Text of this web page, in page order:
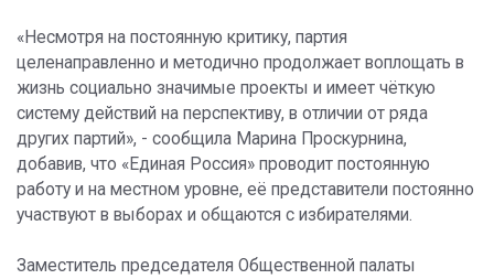
«Несмотря на постоянную критику, партия
целенаправленно и методично продолжает воплощать в
жизнь социально значимые проекты и имеет чёткую
систему действий на перспективу, в отличии от ряда
других партий», - сообщила Марина Проскурнина,
добавив, что «Единая Россия» проводит постоянную
работу и на местном уровне, её представители постоянно
участвуют в выборах и общаются с избирателями.
Заместитель председателя Общественной палаты